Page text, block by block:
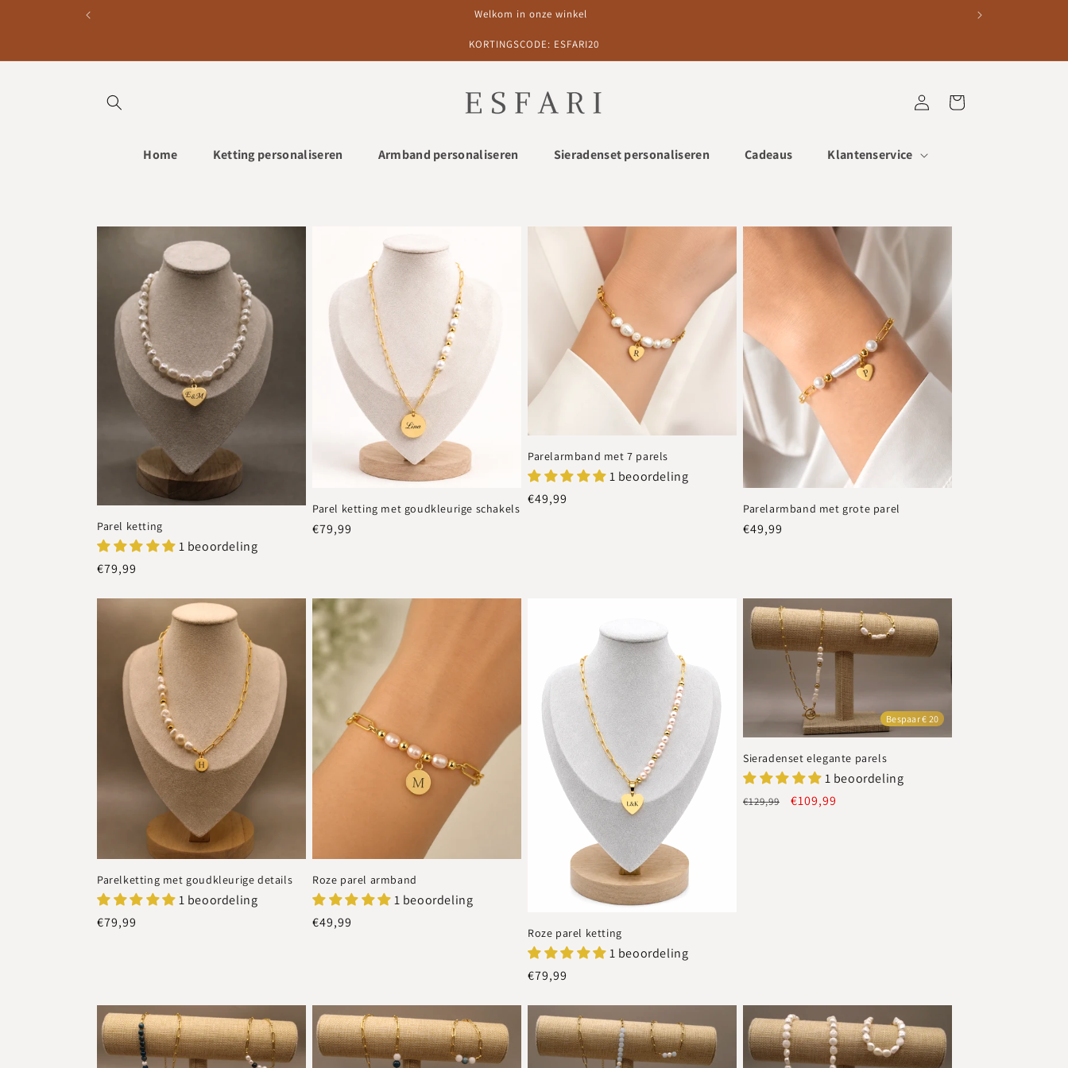
Welkom in onze winkel
KORTINGSCODE: ESFARI20
Home Ketting personaliseren Armband personaliseren Sieradenset personaliseren Cadeaus Klantenservice
InloggenWinkelwagen
Parel ketting
1 beoordeling
Normale
€79,99
Parel ketting met goudkleurige schakels
Normale
€79,99
Parelarmband met 7 parels
1 beoordeling
Normale
€49,99
Parelarmband met grote parel
Normale
€49,99
Parelketting met goudkleurige details
1 beoordeling
Normale
€79,99
Roze parel armband
1 beoordeling
Normale
€49,99
Roze parel ketting
1 beoordeling
Normale
€79,99
Bespaar € 20
Sieradenset elegante parels
1 beoordeling
Normale
€129,99 Aanbiedingsprijs
€109,99